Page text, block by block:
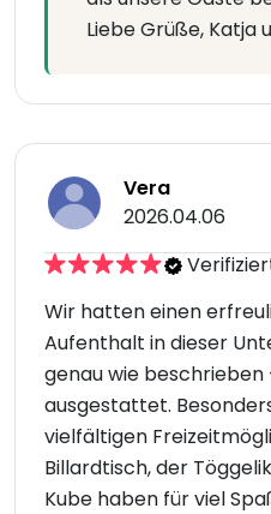
Liebe Grüße, Katja
Vera
2026.04.06
Wir hatten einen
Aufenthalt in dieser
genau wie beschrieben
ausgestattet.
vielfältigen
Billardtisch, der
Kube haben für viel